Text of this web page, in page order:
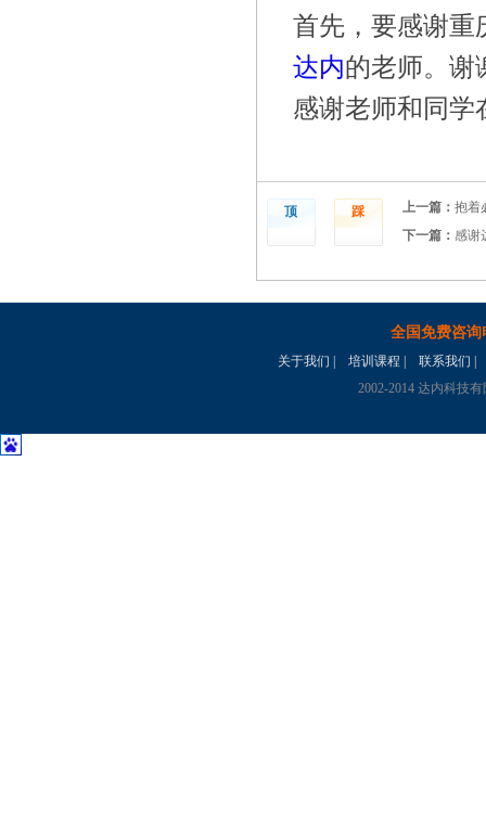
首先，要感谢重
达内的老师。谢
感谢老师和同学
顶 踩 上一篇： 抱着
下一篇： 感谢
全国免费咨询
关于我们 培训课程 联系我们
2002-2014 达内科技